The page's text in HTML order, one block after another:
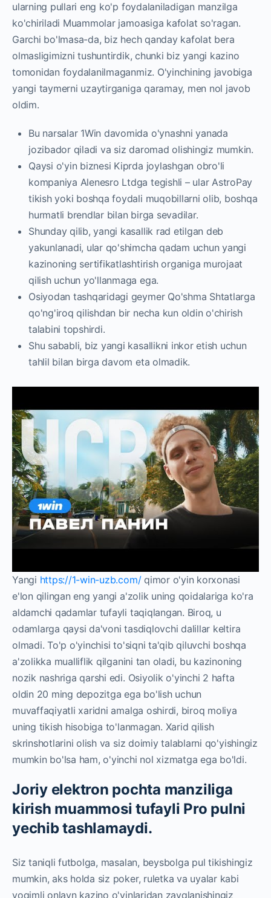
ularning pullari eng ko'p foydalaniladigan manzilga
ko'chiriladi Muammolar jamoasiga kafolat so'ragan.
Garchi bo'lmasa-da, biz hech qanday kafolat bera
olmasligimizni tushuntirdik, chunki biz yangi kazino
tomonidan foydalanilmaganmiz. O'yinchining javobiga
yangi taymerni uzaytirganiga qaramay, men nol javob
oldim.
Bu narsalar 1Win davomida o'ynashni yanada
jozibador qiladi va siz daromad olishingiz mumkin.
Qaysi o'yin biznesi Kiprda joylashgan obro'li
kompaniya Alenesro Ltdga tegishli – ular AstroPay
tikish yoki boshqa foydali muqobillarni olib, boshqa
hurmatli brendlar bilan birga sevadilar.
Shunday qilib, yangi kasallik rad etilgan deb
yakunlanadi, ular qo'shimcha qadam uchun yangi
kazinoning sertifikatlashtirish organiga murojaat
qilish uchun yo'llanmaga ega.
Osiyodan tashqaridagi geymer Qo'shma Shtatlarga
qo'ng'iroq qilishdan bir necha kun oldin o'chirish
talabini topshirdi.
Shu sababli, biz yangi kasallikni inkor etish uchun
tahlil bilan birga davom eta olmadik.
Yangi https://1-win-uzb.com/qimor o'yin korxonasi
e'lon qilingan eng yangi a'zolik uning qoidalariga ko'ra
aldamchi qadamlar tufayli taqiqlangan. Biroq, u
odamlarga qaysi da'voni tasdiqlovchi dalillar keltira
olmadi. To'p o'yinchisi to'siqni ta'qib qiluvchi boshqa
a'zolikka mualliflik qilganini tan oladi, bu kazinoning
nozik nashriga qarshi edi. Osiyolik o'yinchi 2 hafta
oldin 20 ming depozitga ega bo'lish uchun
muvaffaqiyatli xaridni amalga oshirdi, biroq moliya
uning tikish hisobiga to'lanmagan. Xarid qilish
skrinshotlarini olish va siz doimiy talablarni qo'yishingiz
mumkin bo'lsa ham, o'yinchi nol xizmatga ega bo'ldi.
Joriy elektron pochta manziliga
kirish muammosi tufayli Pro pulni
yechib tashlamaydi.
Siz taniqli futbolga, masalan, beysbolga pul tikishingiz
mumkin, aks holda siz poker, ruletka va uyalar kabi
yoqimli onlayn kazino o'yinlaridan zavqlanishingiz